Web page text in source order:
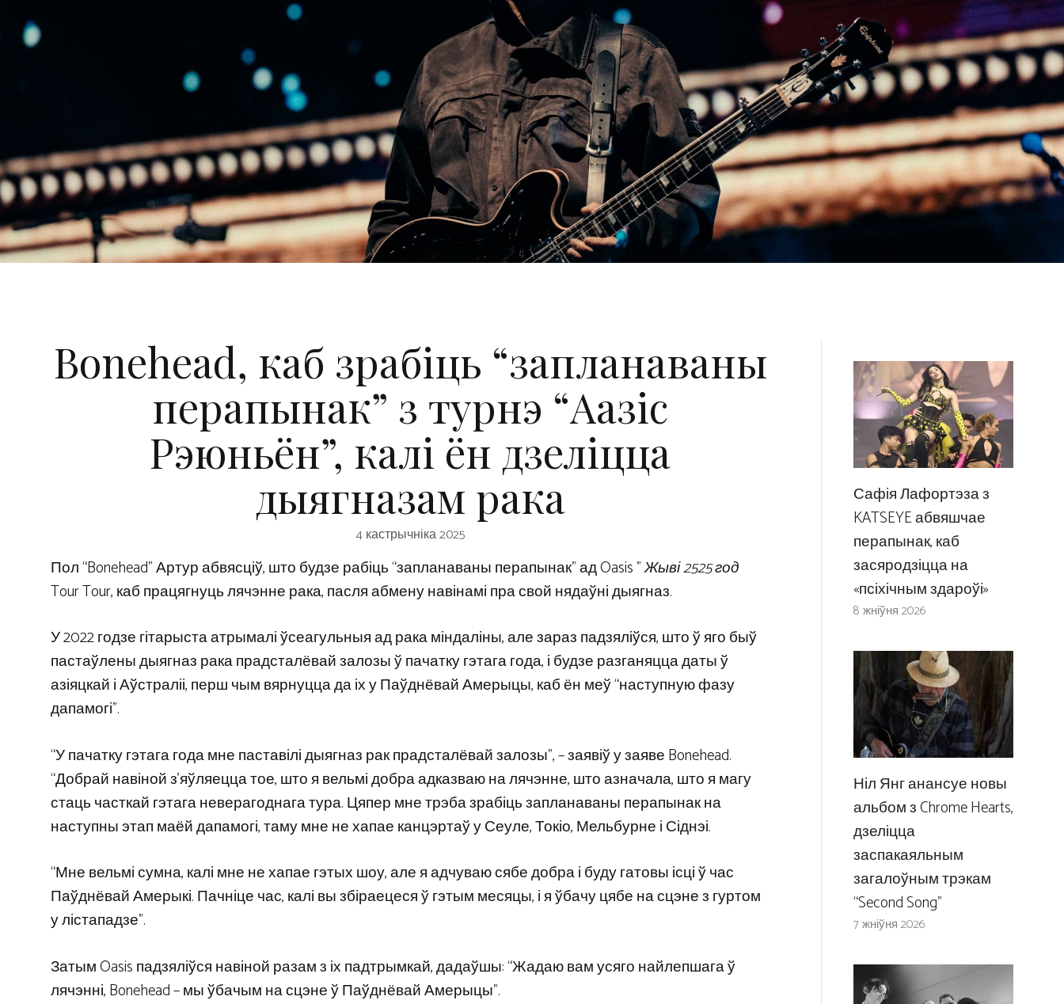
Bonehead, каб зрабіць “запланаваны
перапынак” з турнэ “Аазіс
Рэюньён”, калі ён дзеліцца
дыягназам рака
4 кастрычніка 2025
Пол “Bonehead” Артур абвясціў, што будзе рабіць “запланаваны перапынак” ад Oasis ”Жыві 2525 год
Tour Tour, каб працягнуць лячэнне рака, пасля абмену навінамі пра свой нядаўні дыягназ.
У 2022 годзе гітарыста атрымалі ўсеагульныя ад рака міндаліны, але зараз падзяліўся, што ў яго быў
пастаўлены дыягназ рака прадсталёвай залозы ў пачатку гэтага года, і будзе разганяцца даты ў
азіяцкай і Аўстраліі, перш чым вярнуцца да іх у Паўднёвай Амерыцы, каб ён меў “наступную фазу
дапамогі”.
“У пачатку гэтага года мне паставілі дыягназ рак прадсталёвай залозы”, – заявіў у заяве Bonehead.
“Добрай навіной з’яўляецца тое, што я вельмі добра адказваю на лячэнне, што азначала, што я магу
стаць часткай гэтага неверагоднага тура. Цяпер мне трэба зрабіць запланаваны перапынак на
наступны этап маёй дапамогі, таму мне не хапае канцэртаў у Сеуле, Токіо, Мельбурне і Сіднэі.
“Мне вельмі сумна, калі мне не хапае гэтых шоу, але я адчуваю сябе добра і буду гатовы ісці ў час
Паўднёвай Амерыкі. Пачніце час, калі вы збіраецеся ў гэтым месяцы, і я ўбачу цябе на сцэне з гуртом
у лістападзе”.
Затым Oasis падзяліўся навіной разам з іх падтрымкай, дадаўшы: “Жадаю вам усяго найлепшага ў
лячэнні, Bonehead – мы ўбачым на сцэне ў Паўднёвай Амерыцы”.
Сафія Лафортэза з
KATSEYE абвяшчае
перапынак, каб
засяродзіцца на
«псіхічным здароўі»
8 жніўня 2026
Ніл Янг анансуе новы
альбом з Chrome Hearts,
дзеліцца
заспакаяльным
загалоўным трэкам
“Second Song”
7 жніўня 2026